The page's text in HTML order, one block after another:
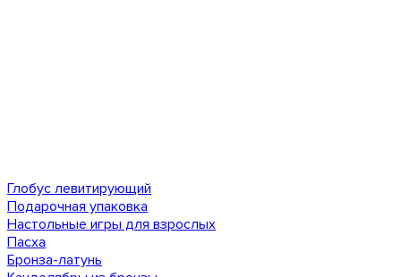
Глобус левитирующий
Подарочная упаковка
Настольные игры для взрослых
Пасха
Бронза-латунь